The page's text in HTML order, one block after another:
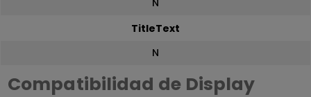
N
TitleText
N
Compatibilidad de Display